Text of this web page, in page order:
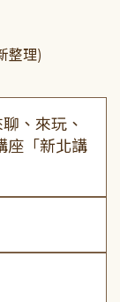
整理)
、來玩、
座「新北講